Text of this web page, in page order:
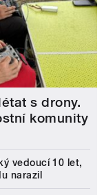
s drony.
komunity
vedoucí 10 let,
narazil